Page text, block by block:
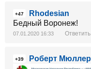
+47
Rhodesian
Бедный Воронеж!
07.01.2020 16:33 Ответить
+39 Роберт Мюллер